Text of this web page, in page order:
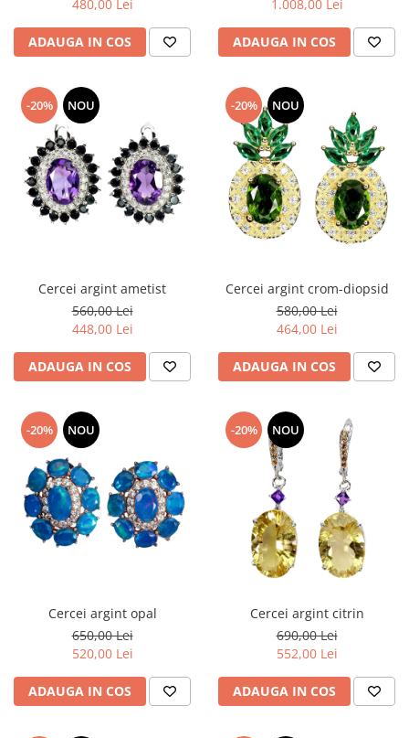
Perle
Pirita
Prasiolit
Prehnit
Rubin
Safir
Smarald
Topaz
Turcoaz
Turmalina
Zirconiu
Turcoaz
480,00 Lei
ADAUGA IN COS
1.008,00 Lei
ADAUGA IN COS
-20% NOU
Cercei argint ametist
560,00 Lei
448,00 Lei
ADAUGA IN COS
-20% NOU
Cercei argint crom-diopsid
580,00 Lei
464,00 Lei
ADAUGA IN COS
-20% NOU
Cercei argint opal
650,00 Lei
520,00 Lei
ADAUGA IN COS
-20% NOU
Cercei argint citrin
690,00 Lei
552,00 Lei
ADAUGA IN COS